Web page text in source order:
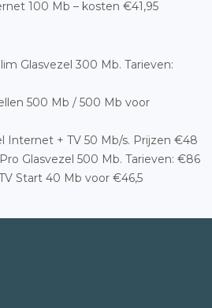
100 Mb – kosten €41,95
Glasvezel 300 Mb. Tarieven:
500 Mb / 500 Mb voor
Internet + TV 50 Mb/s. Prijzen €48
Glasvezel 500 Mb. Tarieven: €86
Start 40 Mb voor €46,5